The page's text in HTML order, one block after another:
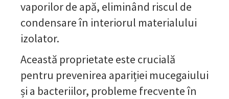
vaporilor de apă, eliminând riscul de
condensare în interiorul materialului
izolator.
Această proprietate este crucială
pentru prevenirea apariției mucegaiului
și a bacteriilor, probleme frecvente în